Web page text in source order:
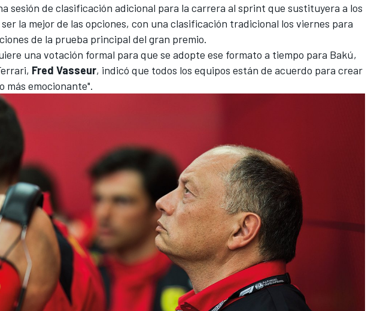
sesión de clasificación adicional para la carrera al sprint que sustituyera a los
la mejor de las opciones, con una clasificación tradicional los viernes para
de la prueba principal del gran premio.
una votación formal para que se adopte ese formato a tiempo para Bakú,
, Fred Vasseur, indicó que todos los equipos están de acuerdo para crear
más emocionante".